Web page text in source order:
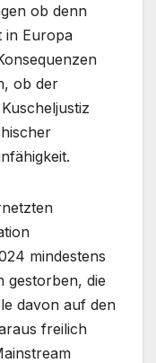
ob denn
in Europa
ob der
mindestens
gestorben, die
davon auf den
freilich